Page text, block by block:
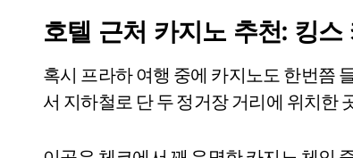
호텔 근처 카지노 추천: 킹스
혹시 프라하 여행 중에 카지노도 한번쯤
서 지하철로 단 두 정거장 거리에 위치한